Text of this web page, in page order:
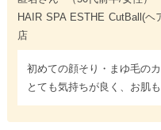
HAIR SPA ESTHE CutBall(
店
初めての顔そり・まゆ毛の
とても気持ちが良く、お肌